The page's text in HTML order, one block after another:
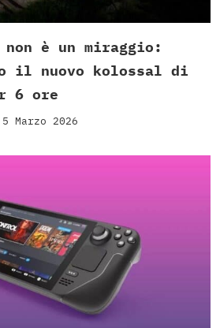
non è un miraggio:
il nuovo kolossal di
6 ore
5 Marzo 2026